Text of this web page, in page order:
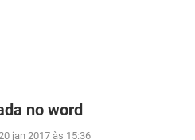
no word
jan 2017 às 15:36